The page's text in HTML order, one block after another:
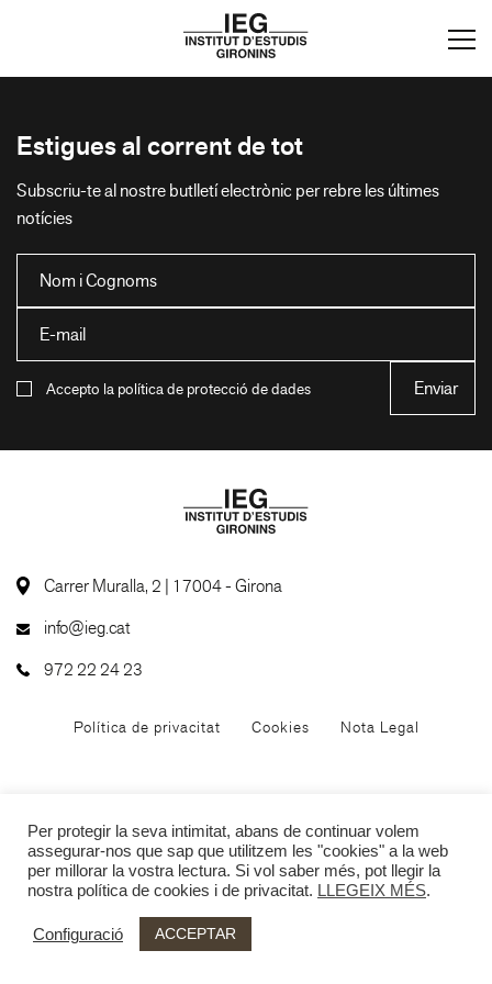
Estigues al corrent de tot
Subscriu-te al nostre butlletí electrònic per rebre les últimes
notícies
Accepto la política de protecció de dades
Carrer Muralla, 2 | 17004 - Girona
info@ieg.cat
972 22 24 23
Política de privacitat Cookies Nota Legal
Per protegir la seva intimitat, abans de continuar volem
assegurar-nos que sap que utilitzem les "cookies" a la web
per millorar la vostra lectura. Si vol saber més, pot llegir la
nostra política de cookies i de privacitat. LLEGEIX MÉS.
Configuració ACCEPTAR